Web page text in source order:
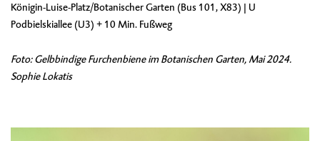
Königin-Luise-Platz/Botanischer Garten (Bus 101, X83) | U
Podbielskiallee (U3) + 10 Min. Fußweg
Foto: Gelbbindige Furchenbiene im Botanischen Garten, Mai 2024.
Sophie Lokatis